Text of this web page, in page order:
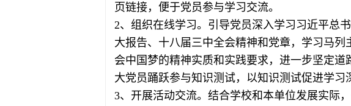
页链接，便于党员参与学习交流。
2、组织在线学习。引导党员深入学习习近平总
大报告、十八届三中全会精神和党章，学习马
会中国梦的精神实质和实践要求，进一步坚定
大党员踊跃参与知识测试，以知识测试促进学习
3、开展活动交流。结合学校和本单位发展实际